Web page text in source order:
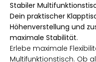
Stabiler
Dein praktischer
Höhenverstellung und
maximale Stabilität.
Erlebe maximale
Multifunktionstisch. Ob